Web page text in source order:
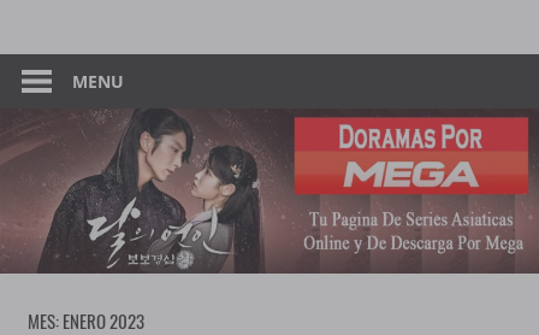
content
Dorama
–
Por
Mega
Pagina
Descarga
Por
Mega
MENU
MES:ENERO 2023